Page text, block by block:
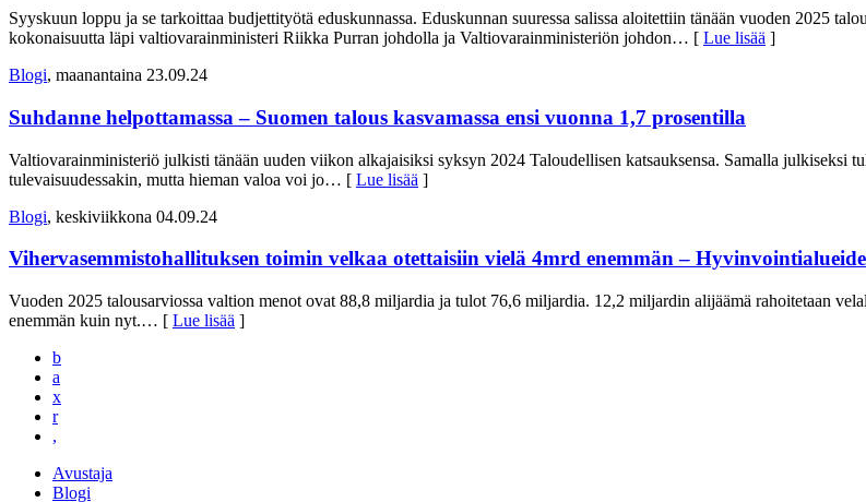
Syyskuun loppu ja se tarkoittaa budjettityötä eduskunnassa. Eduskunnan suuressa salissa aloitettiin tänään vuoden 2025
kokonaisuutta läpi valtiovarainministeri Riikka Purran johdolla ja Valtiovarainministeriön johdon… [ Lue lisää ]
Blogi, maanantaina 23.09.24
Suhdanne helpottamassa – Suomen talous kasvamassa ensi vuonna 1,7 prosentilla
Valtiovarainministeriö julkisti tänään uuden viikon alkajaisiksi syksyn 2024 Taloudellisen katsauksensa. Samalla julkiseksi
tulevaisuudessakin, mutta hieman valoa voi jo… [ Lue lisää ]
Blogi, keskiviikkona 04.09.24
Vihervasemmistohallituksen toimin velkaa otettaisiin vielä 4mrd enemmän –
Vuoden 2025 talousarviossa valtion menot ovat 88,8 miljardia ja tulot 76,6 miljardia. 12,2 miljardin alijäämä rahoitetaan
enemmän kuin nyt.… [ Lue lisää ]
b
a
x
r
,
Avustaja
Blogi